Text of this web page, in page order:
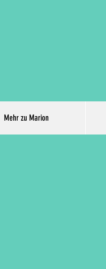
Mehr zu Marion